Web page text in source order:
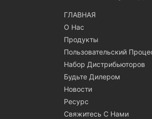
ГЛАВНАЯ
О Нас
Продукты
Пользовательский
Набор Дистрибьюторов
Будьте Дилером
Новости
Ресурс
Свяжитесь С Нами